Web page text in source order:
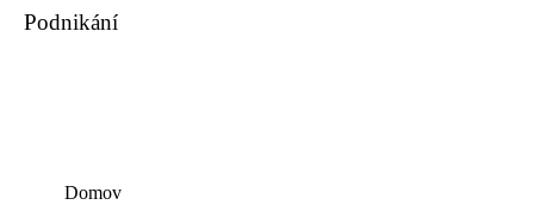
Podnikání
Domov